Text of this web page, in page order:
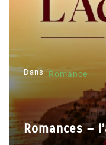
Dans Romance
Romances –